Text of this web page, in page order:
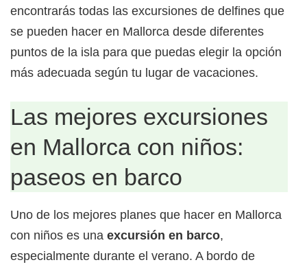
encontrarás todas las excursiones de delfines que
se pueden hacer en Mallorca desde diferentes
puntos de la isla para que puedas elegir la opción
más adecuada según tu lugar de vacaciones.
Las mejores excursiones
en Mallorca con niños:
paseos en barco
Uno de los mejores planes que hacer en Mallorca
con niños es una excursión en barco,
especialmente durante el verano. A bordo de